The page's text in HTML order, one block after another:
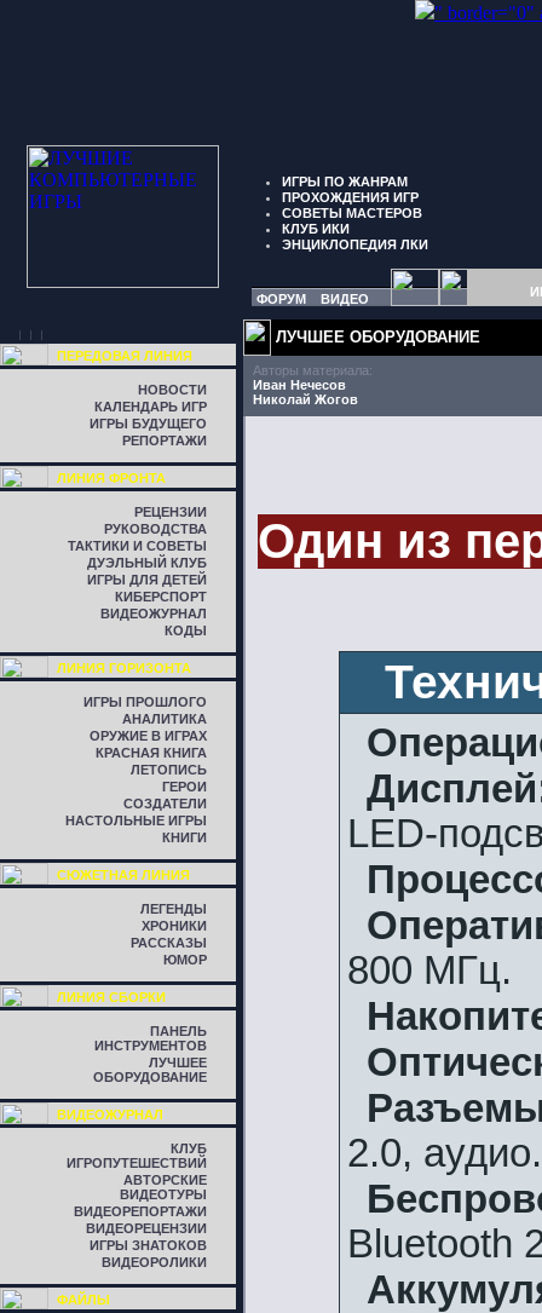
" border="0"
ИГРЫ ПО ЖАНРАМ
ПРОХОЖДЕНИЯ ИГР
СОВЕТЫ МАСТЕРОВ
КЛУБ ИКИ
ЭНЦИКЛОПЕДИЯ ЛКИ
ФОРУМ ВИДЕО
ПЕРЕДОВАЯ ЛИНИЯ
НОВОСТИ
КАЛЕНДАРЬ ИГР
ИГРЫ БУДУЩЕГО
РЕПОРТАЖИ
ЛИНИЯ ФРОНТА
РЕЦЕНЗИИ
РУКОВОДСТВА
ТАКТИКИ И СОВЕТЫ
ДУЭЛЬНЫЙ КЛУБ
ИГРЫ ДЛЯ ДЕТЕЙ
КИБЕРСПОРТ
ВИДЕОЖУРНАЛ
КОДЫ
ЛИНИЯ ГОРИЗОНТА
ИГРЫ ПРОШЛОГО
АНАЛИТИКА
ОРУЖИЕ В ИГРАХ
КРАСНАЯ КНИГА
ЛЕТОПИСЬ
ГЕРОИ
СОЗДАТЕЛИ
НАСТОЛЬНЫЕ ИГРЫ
КНИГИ
СЮЖЕТНАЯ ЛИНИЯ
ЛЕГЕНДЫ
ХРОНИКИ
РАССКАЗЫ
ЮМОР
ЛИНИЯ СБОРКИ
ПАНЕЛЬ
ИНСТРУМЕНТОВ
ЛУЧШЕЕ
ОБОРУДОВАНИЕ
ВИДЕОЖУРНАЛ
КЛУБ
ИГРОПУТЕШЕСТВИЙ
АВТОРСКИЕ
ВИДЕОТУРЫ
ВИДЕОРЕПОРТАЖИ
ВИДЕОРЕЦЕНЗИИ
ИГРЫ ЗНАТОКОВ
ВИДЕОРОЛИКИ
ФАЙЛЫ
ЛУЧШЕЕ ОБОРУДОВАНИЕ
Авторы материала:
Иван Нечесов
Николай Жогов
Один из
LED-
800 МГц.
2.0, аудио.
Bluetooth